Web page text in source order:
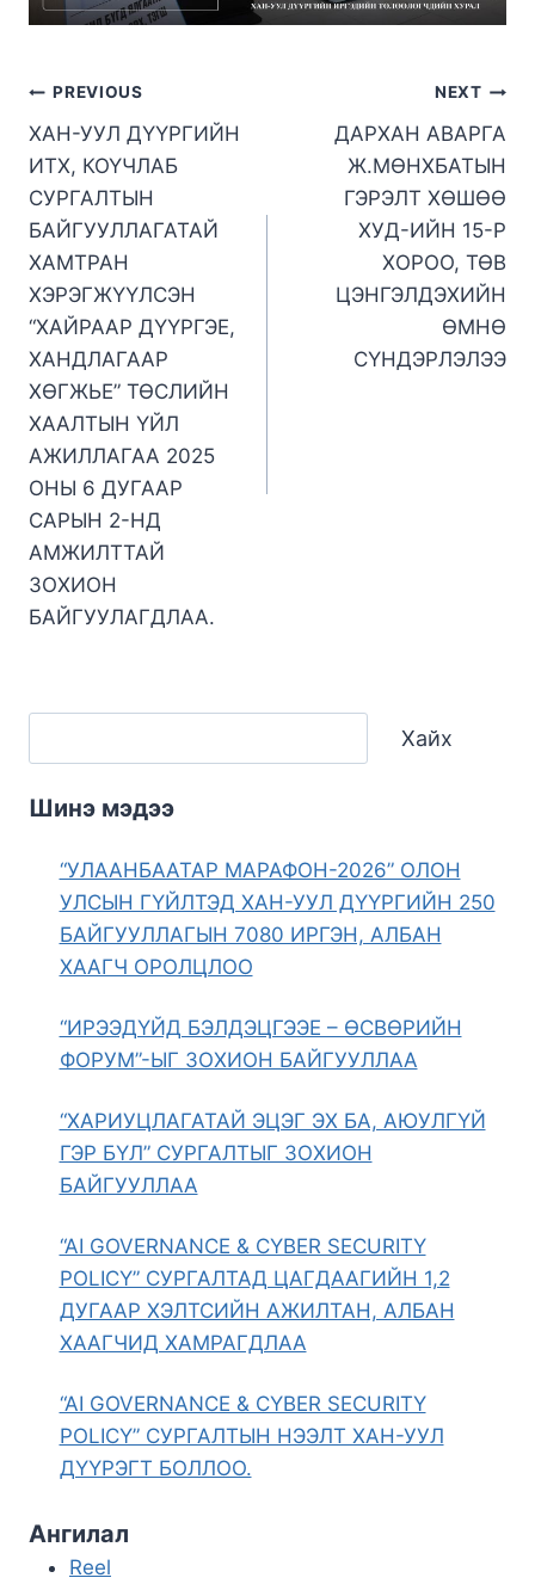
PREVIOUS
ХАН-УУЛ ДҮҮРГИЙН
ИТХ, КОҮЧЛАБ
СУРГАЛТЫН
БАЙГУУЛЛАГАТАЙ
ХАМТРАН
ХЭРЭГЖҮҮЛСЭН
“ХАЙРААР ДҮҮРГЭЕ,
ХАНДЛАГААР
ХӨГЖЬЕ” ТӨСЛИЙН
ХААЛТЫН ҮЙЛ
АЖИЛЛАГАА 2025
ОНЫ 6 ДУГААР
САРЫН 2-НД
АМЖИЛТТАЙ
ЗОХИОН
БАЙГУУЛАГДЛАА.
NEXT
ДАРХАН АВАРГА
Ж.МӨНХБАТЫН
ГЭРЭЛТ ХӨШӨӨ
ХУД-ИЙН 15-Р
ХОРОО, ТӨВ
ЦЭНГЭЛДЭХИЙН
ӨМНӨ
СҮНДЭРЛЭЛЭЭ
Хайх
Шинэ мэдээ
“УЛААНБААТАР МАРАФОН-2026” ОЛОН
УЛСЫН ГҮЙЛТЭД ХАН-УУЛ ДҮҮРГИЙН 250
БАЙГУУЛЛАГЫН 7080 ИРГЭН, АЛБАН
ХААГЧ ОРОЛЦЛОО
“ИРЭЭДҮЙД БЭЛДЭЦГЭЭЕ – ӨСВӨРИЙН
ФОРУМ”-ЫГ ЗОХИОН БАЙГУУЛЛАА
“ХАРИУЦЛАГАТАЙ ЭЦЭГ ЭХ БА, АЮУЛГҮЙ
ГЭР БҮЛ” СУРГАЛТЫГ ЗОХИОН
БАЙГУУЛЛАА
“AI GOVERNANCE & CYBER SECURITY
POLICY” СУРГАЛТАД ЦАГДААГИЙН 1,2
ДУГААР ХЭЛТСИЙН АЖИЛТАН, АЛБАН
ХААГЧИД ХАМРАГДЛАА
“AI GOVERNANCE & CYBER SECURITY
POLICY” СУРГАЛТЫН НЭЭЛТ ХАН-УУЛ
ДҮҮРЭГТ БОЛЛОО.
Ангилал
Reel